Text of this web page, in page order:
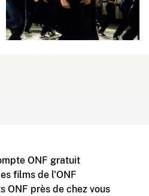
ONF gratuit
films de l'ONF
ONF près de chez vous